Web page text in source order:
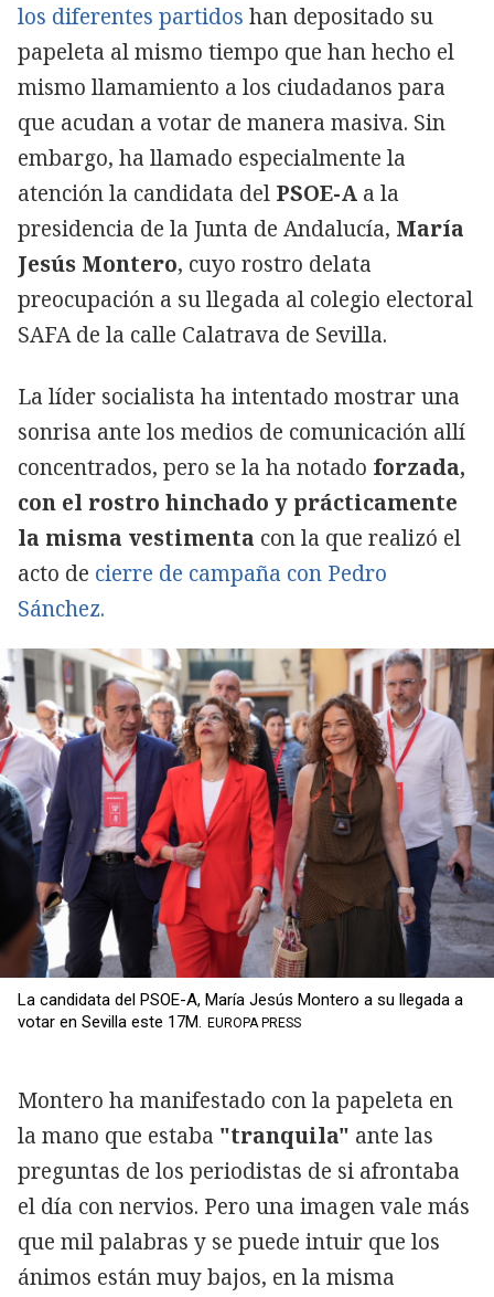
los diferentes partidos han depositado su
papeleta al mismo tiempo que han hecho el
mismo llamamiento a los ciudadanos para
que acudan a votar de manera masiva. Sin
embargo, ha llamado especialmente la
atención la candidata del PSOE-A a la
presidencia de la Junta de Andalucía, María
Jesús Montero, cuyo rostro delata
preocupación a su llegada al colegio electoral
SAFA de la calle Calatrava de Sevilla.
La líder socialista ha intentado mostrar una
sonrisa ante los medios de comunicación allí
concentrados, pero se la ha notado forzada,
con el rostro hinchado y prácticamente
la misma vestimenta con la que realizó el
acto de cierre de campaña con Pedro
Sánchez.
La candidata del PSOE-A, María Jesús Montero a su llegada a
votar en Sevilla este 17M. EUROPA PRESS
Montero ha manifestado con la papeleta en
la mano que estaba "tranquila" ante las
preguntas de los periodistas de si afrontaba
el día con nervios. Pero una imagen vale más
que mil palabras y se puede intuir que los
ánimos están muy bajos, en la misma